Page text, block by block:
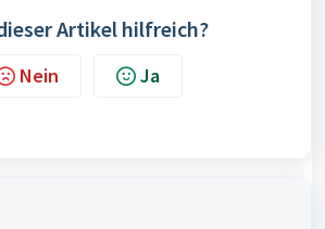
Artikel hilfreich?
Nein Ja